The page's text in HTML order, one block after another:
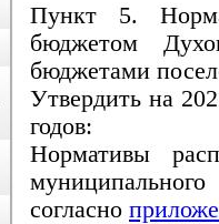
Пункт 5.
бюджетом
бюджетами
Утвердить на
годов:
Нормативы
согласно